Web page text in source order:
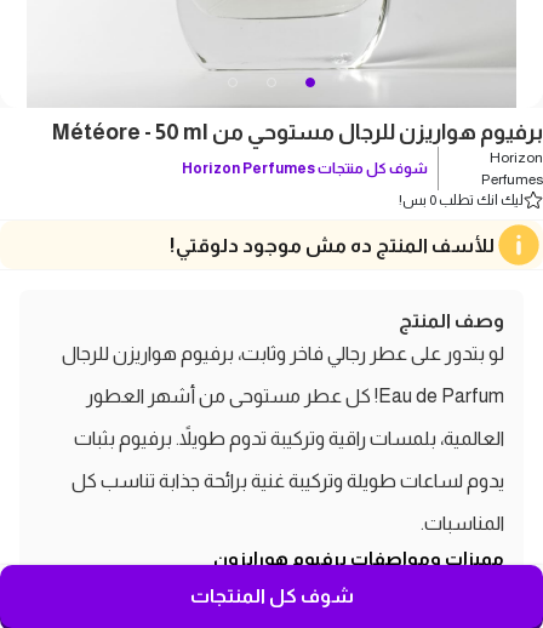
برفيوم هواريزن للرجال مستوحي من Météore - 50 ml
Horizon
Perfumes
شوف كل منتجاتHorizon Perfumes
ليك انك تطلب 0 بس!
للأسف المنتج ده مش موجود دلوقتي!
وصف المنتج
لو بتدور على عطر رجالي فاخر وثابت، برفيوم هواريزن للرجال
Eau de Parfum! كل عطر مستوحى من أشهر العطور
العالمية، بلمسات راقية وتركيبة تدوم طويلاً. برفيوم بثبات
يدوم لساعات طويلة وتركيبة غنية برائحة جذابة تناسب كل
المناسبات.
مميزات ومواصفات برفيوم هورايزون
شوف كل المنتجات